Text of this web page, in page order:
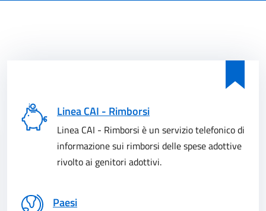
Linea CAI - Rimborsi
Linea CAI - Rimborsi è un servizio telefonico di
informazione sui rimborsi delle spese adottive
rivolto ai genitori adottivi.
Paesi